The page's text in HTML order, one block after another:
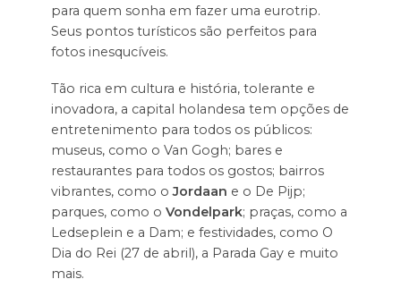
para quem sonha em fazer uma eurotrip.
Seus pontos turísticos são perfeitos para
fotos inesqucíveis.
Tão rica em cultura e história, tolerante e
inovadora, a capital holandesa tem opções de
entretenimento para todos os públicos:
museus, como o Van Gogh; bares e
restaurantes para todos os gostos; bairros
vibrantes, como oJordaan e o De Pijp;
parques, como o Vondelpark; praças, como a
Ledseplein e a Dam; e festividades, como O
Dia do Rei (27 de abril), a Parada Gay e muito
mais.